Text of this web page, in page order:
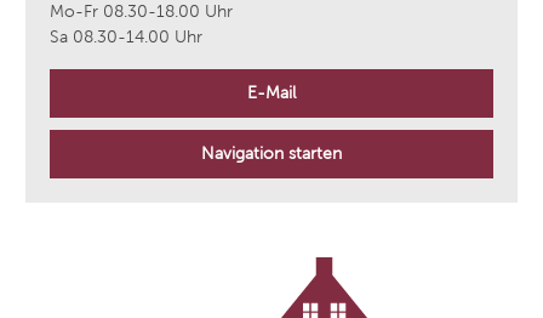
Mo-Fr 08.30-18.00 Uhr
Sa 08.30-14.00 Uhr
E-Mail
Navigation starten